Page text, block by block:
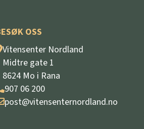
OSS
Vitensenter Nordland
Midtre gate 1
8624 Mo i Rana
907 06 200
post@vitensenternordland.no